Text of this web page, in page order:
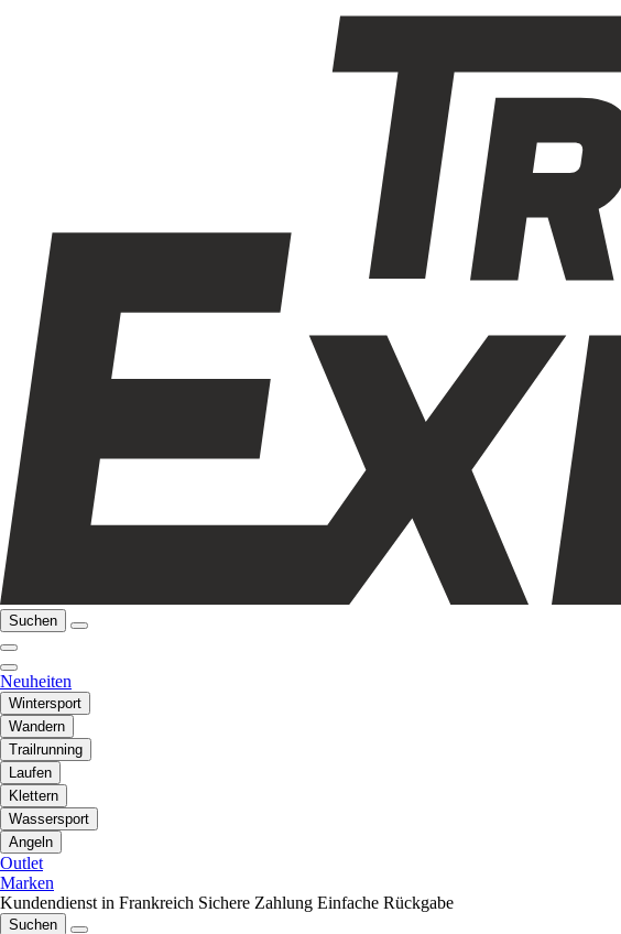
Suchen
Neuheiten
Wintersport
Wandern
Trailrunning
Laufen
Klettern
Wassersport
Angeln
Outlet
Marken
Kundendienst in Frankreich Sichere Zahlung Einfache Rückgabe
Suchen